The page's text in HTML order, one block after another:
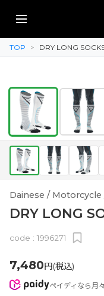
TOP > DRY LONG
Dainese / Motorcycle
DRY LONG
code : 1996271
7,480円(税込)
ペイディなら月